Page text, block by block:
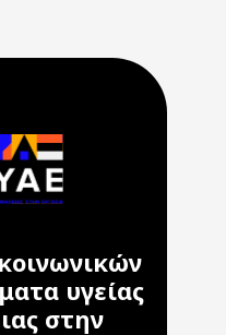
υγείας
στην